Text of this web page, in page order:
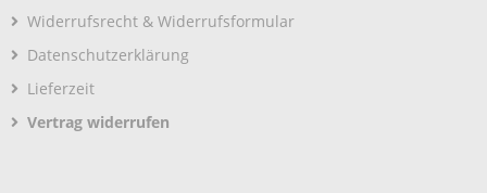
Widerrufsrecht & Widerrufsformular
Datenschutzerklärung
Lieferzeit
Vertrag widerrufen